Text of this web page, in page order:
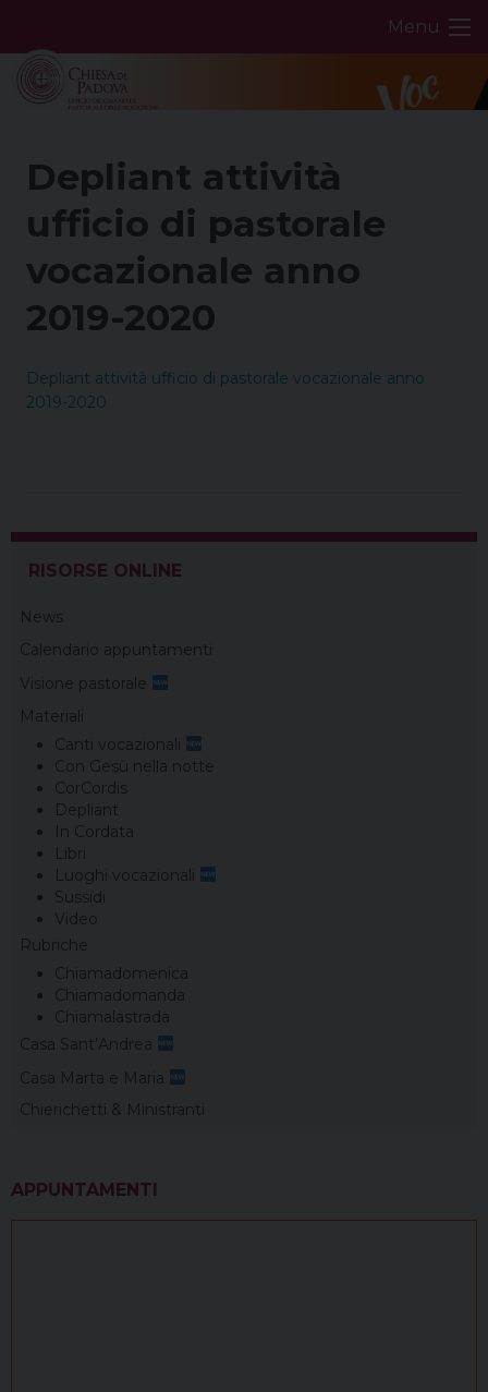
content
Menu
Depliant attività
ufficio di pastorale
vocazionale anno
2019-2020
Depliant attività ufficio di pastorale vocazionale anno
2019-2020
RISORSE ONLINE
News
Calendario appuntamenti
Visione pastorale
Materiali
Canti vocazionali
Con Gesù nella notte
CorCordis
Depliant
In Cordata
Libri
Luoghi vocazionali
Sussidi
Video
Rubriche
Chiamadomenica
Chiamadomanda
Chiamalastrada
Casa Sant’Andrea
Casa Marta e Maria
Chierichetti & Ministranti
APPUNTAMENTI